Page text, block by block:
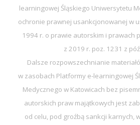
learningowej Śląskiego Uniwersytetu
ochronie prawnej usankcjonowanej w
1994 r. o prawie autorskim i prawach
z 2019 r. poz. 1231 z
Dalsze rozpowszechnianie
w zasobach Platformy e-learningowej
Medycznego w Katowicach bez
autorskich praw majątkowych jest
od celu, pod groźbą sankcji karnych,